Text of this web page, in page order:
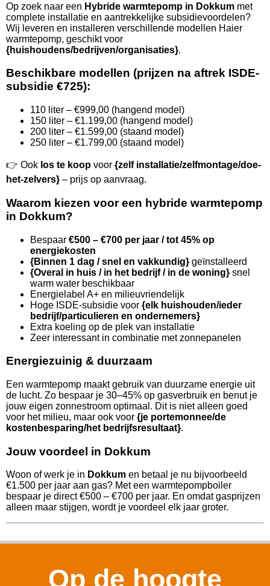
Op zoek naar een Hybride warmtepomp in Dokkum met
complete installatie en aantrekkelijke subsidievoordelen?
Wij leveren en installeren verschillende modellen Haier
warmtepomp, geschikt voor
{huishoudens/bedrijven/organisaties}.
Beschikbare modellen (prijzen na aftrek ISDE-
subsidie €725):
110 liter – €999,00 (hangend model)
150 liter – €1.199,00 (hangend model)
200 liter – €1.599,00 (staand model)
250 liter – €1.799,00 (staand model)
👉 Ook los te koop voor {zelf installatie/zelfmontage/doe-
het-zelvers} – prijs op aanvraag.
Waarom kiezen voor een hybride warmtepomp
in Dokkum?
Bespaar €500 – €700 per jaar / tot 45% op
energiekosten
{Binnen 1 dag / snel en vakkundig} geïnstalleerd
{Overal in huis / in het bedrijf / in de woning} snel
warm water beschikbaar
Energielabel A+ en milieuvriendelijk
Hoge ISDE-subsidie voor {elk huishouden/ieder
bedrijf/particulieren en ondernemers}
Extra koeling op de plek van installatie
Zeer interessant in combinatie met zonnepanelen
Energiezuinig & duurzaam
Een warmtepomp maakt gebruik van duurzame energie uit
de lucht. Zo bespaar je 30–45% op gasverbruik en benut je
jouw eigen zonnestroom optimaal. Dit is niet alleen goed
voor het milieu, maar ook voor {je portemonnee/de
kostenbesparing/het bedrijfsresultaat}.
Jouw voordeel in Dokkum
Woon of werk je in Dokkum en betaal je nu bijvoorbeeld
€1.500 per jaar aan gas? Met een warmtepompboiler
bespaar je direct €500 – €700 per jaar. En omdat gasprijzen
alleen maar stijgen, wordt je voordeel elk jaar groter.
Op de hoogte